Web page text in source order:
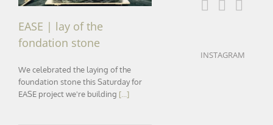
EASE | lay of the
fondation stone
We celebrated the laying of the
foundation stone this Saturday for
EASE project we're building [...]
INSTAGRAM